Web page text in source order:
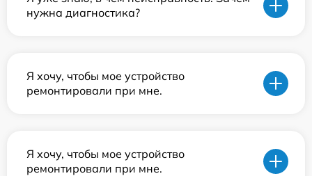
нужна диагностика?
Я хочу, чтобы мое устройство
ремонтировали при мне.
Я хочу, чтобы мое устройство
ремонтировали при мне.